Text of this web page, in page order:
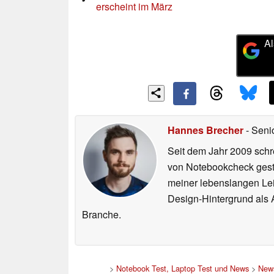
erscheint im März
Hannes Brecher-
Seit dem Jahr 2009
von Notebookcheck
meiner lebenslangen
Design-Hintergrund als
Branche.
> Notebook Test, Laptop Test und News>